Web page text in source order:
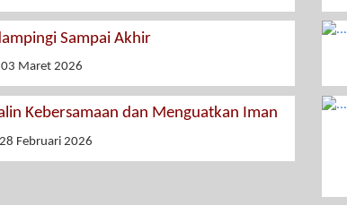
Sampai Akhir
03 Maret 2026
Kebersamaan dan Menguatkan Iman
Februari 2026